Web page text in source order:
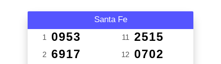
Santa Fe
1 0953
2 6917
11 2515
12 0702